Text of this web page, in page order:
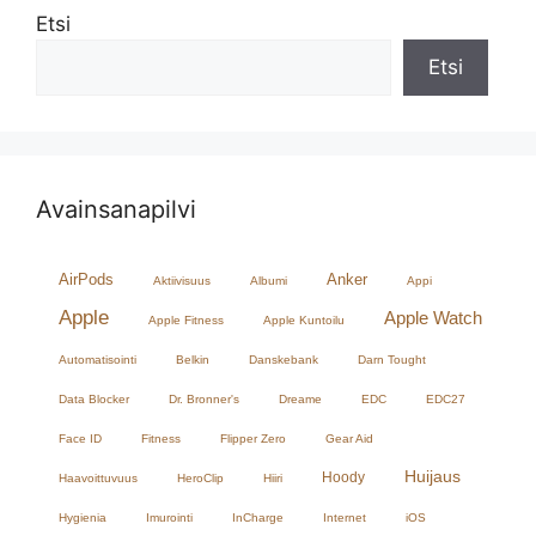
Etsi
Etsi
Avainsanapilvi
AirPods Aktiivisuus Albumi Anker Appi
Apple Apple Fitness Apple Kuntoilu Apple Watch
Automatisointi Belkin Danskebank Darn Tought
Data Blocker Dr. Bronner's Dreame EDC EDC27
Face ID Fitness Flipper Zero Gear Aid
Haavoittuvuus HeroClip Hiiri Hoody Huijaus
Hygienia Imurointi InCharge Internet iOS